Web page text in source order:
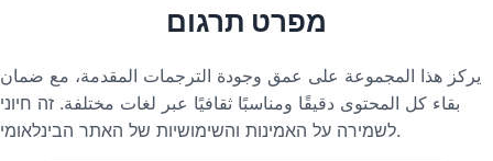
מפרט תרגום
يركز هذا المجموعة على عمق وجودة الترجمات المقدمة، مع ضمان
بقاء كل المحتوى دقيقًا ومناسبًا ثقافيًا عبر لغات مختلفة. זה חיוני
לשמירה על האמינות והשימושיות של האתר הבינלאומי.